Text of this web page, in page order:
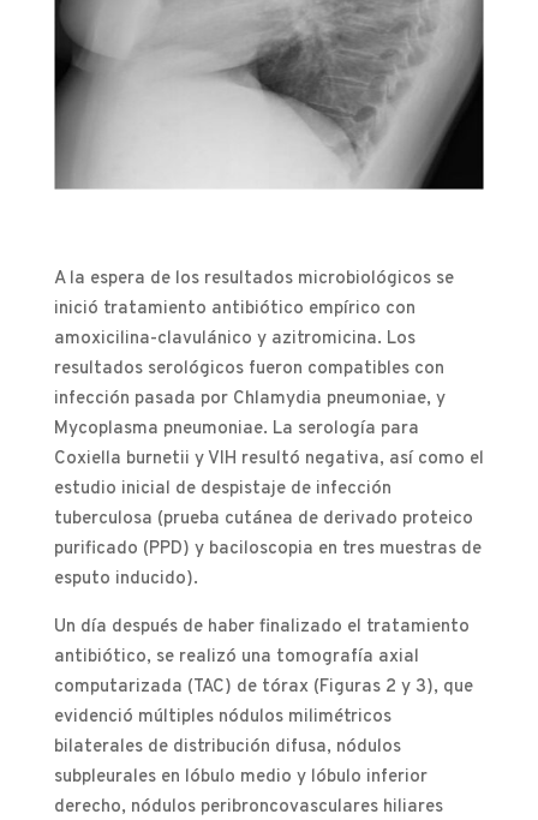
A la espera de los resultados microbiológicos se
inició tratamiento antibiótico empírico con
amoxicilina-clavulánico y azitromicina. Los
resultados serológicos fueron compatibles con
infección pasada por Chlamydia pneumoniae, y
Mycoplasma pneumoniae. La serología para
Coxiella burnetii y VIH resultó negativa, así como el
estudio inicial de despistaje de infección
tuberculosa (prueba cutánea de derivado proteico
purificado (PPD) y baciloscopia en tres muestras de
esputo inducido).
Un día después de haber finalizado el tratamiento
antibiótico, se realizó una tomografía axial
computarizada (TAC) de tórax (Figuras 2 y 3), que
evidenció múltiples nódulos milimétricos
bilaterales de distribución difusa, nódulos
subpleurales en lóbulo medio y lóbulo inferior
derecho, nódulos peribroncovasculares hiliares